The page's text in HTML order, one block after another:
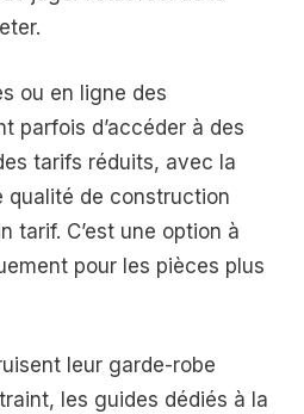
ou en ligne des
parfois d’accéder à des
tarifs réduits, avec la
qualité de construction
tarif. C’est une option à
pour les pièces plus
leur garde-robe
les guides dédiés à la